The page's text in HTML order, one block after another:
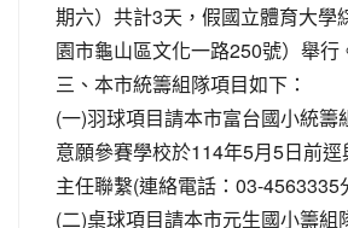
期六）共計3天，假國立體育大學
園市龜山區文化一路250號）舉行
三、本市統籌組隊項目如下：
(一)羽球項目請本市富台國小統籌
意願參賽學校於114年5月5日前
主任聯繫(連絡電話：03-4563335
(二)桌球項目請本市元生國小籌組